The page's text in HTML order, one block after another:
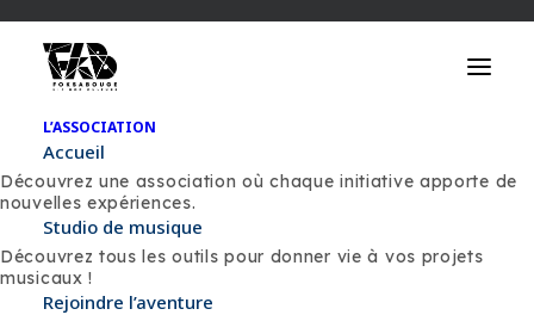
L’ASSOCIATION
Accueil
Découvrez une association où chaque initiative apporte de
nouvelles expériences.
Studio de musique
Découvrez tous les outils pour donner vie à vos projets
musicaux !
Rejoindre l’aventure